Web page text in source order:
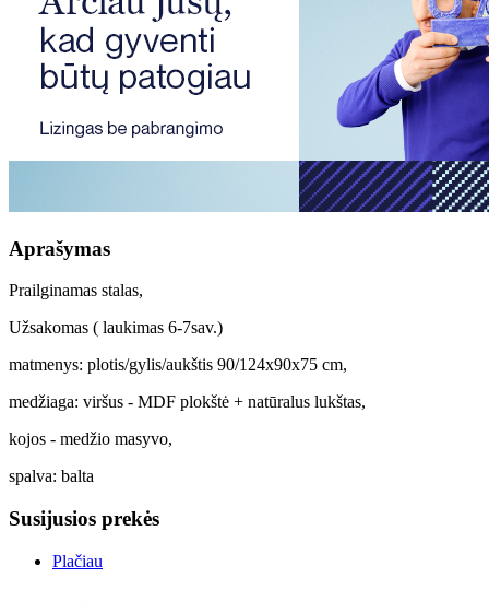
Aprašymas
Prailginamas stalas,
Užsakomas ( laukimas 6-7sav.)
matmenys: plotis/gylis/aukštis 90/124x90x75 cm,
medžiaga: viršus - MDF plokštė + natūralus lukštas,
kojos - medžio masyvo,
spalva: balta
Susijusios prekės
Plačiau